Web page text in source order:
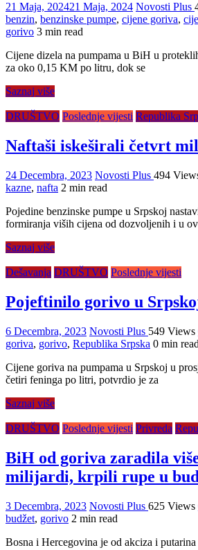
21 Maja, 202421 Maja, 2024 Novosti Plus
benzin, benzinske pumpe, cijene goriva,
gorivo 3 min read
Cijene dizela na pumpama u BiH u
za oko 0,15 KM po litru, dok se
Saznaj više
DRUŠTVO Poslednje vijesti Republika
Naftaši iskeširali četvrt
24 Decembra, 2023 Novosti Plus 494
kazne, nafta 2 min read
Pojedine benzinske pumpe u Srpskoj
formiranja viših cijena od dozvoljenih i u
Saznaj više
Dešavanja DRUŠTVO Poslednje vijesti
Pojeftinilo gorivo u
6 Decembra, 2023 Novosti Plus 549 Views
goriva, gorivo, Republika Srpska 0 min read
Cijene goriva na pumpama u Srpskoj u
četiri feninga po litri, potvrdio je za
Saznaj više
DRUŠTVO Poslednje vijesti Privreda
BiH od goriva zaradila
milijardi, krpili rupe u
3 Decembra, 2023 Novosti Plus 625 Views
budžet, gorivo 2 min read
Bosna i Hercegovina je od akciza i